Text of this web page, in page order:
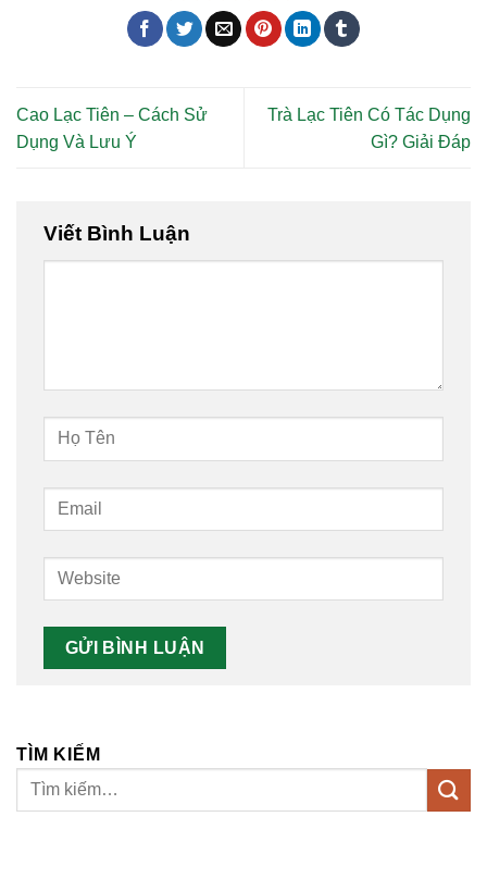
Cao Lạc Tiên – Cách Sử
Dụng Và Lưu Ý
Trà Lạc Tiên Có Tác Dụng
Gì? Giải Đáp
Viết Bình Luận
TÌM KIẾM